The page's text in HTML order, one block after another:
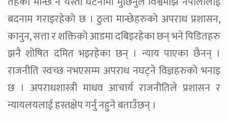
बदनाम गराइरहेको छ । ठुला मान्छेहरुको अपराध प्रशासन,
कानुन, सत्ता र शक्तिको आडमा दबिइरहेका छन् भने पिडितहरु
झनै शोषित दमित भइरहेका छन् । न्याय पाएका छैनन् ।
राजनीति स्वच्छ नभएसम्म अपराध नघट्ने विज्ञहरुको भनाइ
छ । अपराधशास्त्री माधव आचार्य राजनीतिले प्रशासन र
न्यायलयलाई हस्तक्षेप गर्नु नहुने बताउँछन् ।